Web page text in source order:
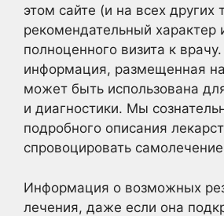
этом сайте (и на всех других
рекомендательный характер
полноценного визита к
информация, размещенная
может быть использована
и диагностики. Мы
подробного описания
спровоцировать
Информация о возможных
лечения, даже если она